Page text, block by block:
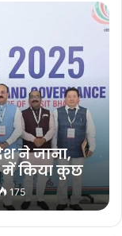
ने जाना,
में किया कुछ
175